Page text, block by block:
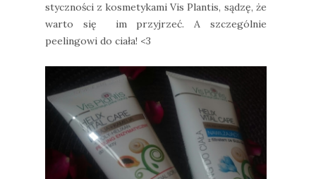
styczności z kosmetykami Vis Plantis, sądzę, że
warto się im przyjrzeć. A szczególnie
peelingowi do ciała! <3